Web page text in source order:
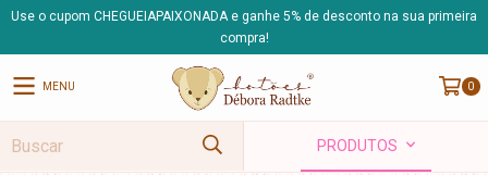
Use o cupom CHEGUEIAPAIXONADA e ganhe 5% de desconto na sua primeira
compra!
MENU 0
PRODUTOS